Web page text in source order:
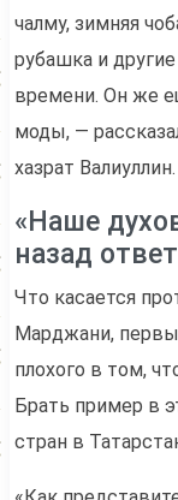
чалму, зимняя
рубашка и
времени. Он же
моды, —
хазрат Валиуллин.
«Наше
назад
Что касается
Марджани,
плохого в том,
Брать пример в
стран в